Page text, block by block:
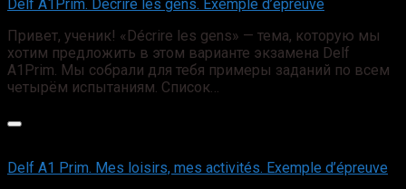
Delf А1Prim. Décrire les gens. Exemple d’épreuve
Привет, ученик! «Décrire les gens» — тема, которую мы
хотим предложить в этом варианте экзамена Delf
A1Prim. Мы собрали для тебя примеры заданий по всем
четырём испытаниям. Список…
Delf A1 Prim. Mes loisirs, mes activités. Exemple d’épreuve